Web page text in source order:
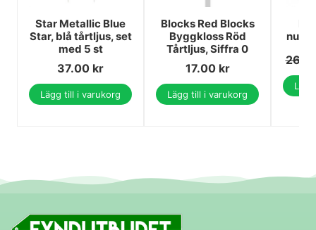
Star Metallic Blue
Star, blå tårtljus, set
med 5 st
37.00 kr
Lägg till i varukorg
Blocks Red Blocks
Byggkloss Röd
Tårtljus, Siffra 0
17.00 kr
Lägg till i varukorg